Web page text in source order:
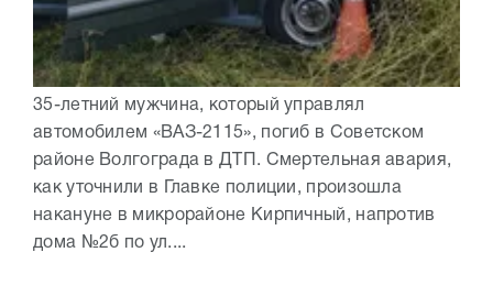
35-летний мужчина, который управлял
автомобилем «ВАЗ-2115», погиб в Советском
районе Волгограда в ДТП. Смертельная авария,
как уточнили в Главке полиции, произошла
накануне в микрорайоне Кирпичный, напротив
дома №2б по ул....